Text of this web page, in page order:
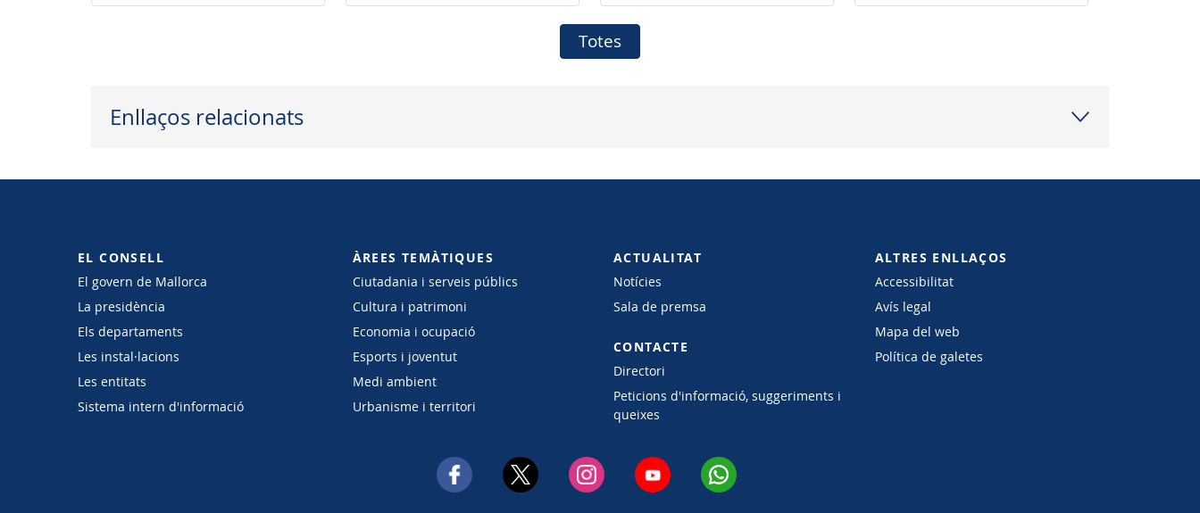
Totes
Enllaços relacionats
EL CONSELL
El govern de Mallorca
La presidència
Els departaments
Les instal·lacions
Les entitats
Sistema intern d'informació
ÀREES TEMÀTIQUES
Ciutadania i serveis públics
Cultura i patrimoni
Economia i ocupació
Esports i joventut
Medi ambient
Urbanisme i territori
ACTUALITAT
Notícies
Sala de premsa
CONTACTE
Directori
Peticions d'informació, suggeriments i
queixes
ALTRES ENLLAÇOS
Accessibilitat
Avís legal
Mapa del web
Política de galetes